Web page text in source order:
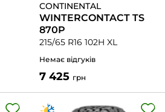
CONTINENTAL
WINTERCONTACT TS
870P
215/65 R16 102H XL
Немає відгуків
7 425 грн